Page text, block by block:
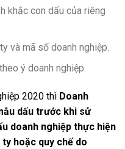
khắc con dấu của riêng
và mã số doanh nghiệp.
ý doanh nghiệp.
2020 thì Doanh
dấu trước khi sử
doanh nghiệp thực hiện
hoặc quy chế do